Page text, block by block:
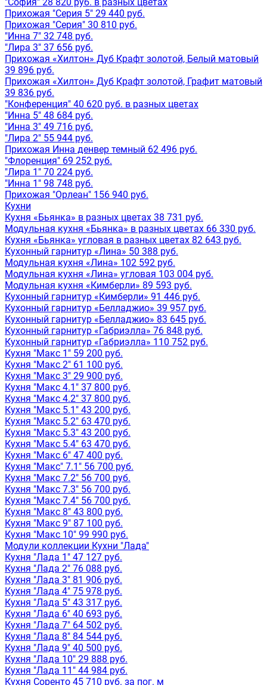
Прихожая "Серия 5" 29 440 руб.
Прихожая "Серия" 30 810 руб.
"Инна 7" 32 748 руб.
"Лира 3" 37 656 руб.
Прихожая «Хилтон» Дуб Крафт золотой, Белый матовый
39 896 руб.
Прихожая «Хилтон» Дуб Крафт золотой, Графит матовый
39 836 руб.
"Конференция" 40 620 руб. в разных цветах
"Инна 5" 48 684 руб.
"Инна 3" 49 716 руб.
"Лира 2" 55 944 руб.
Прихожая Инна денвер темный 62 496 руб.
"Флоренция" 69 252 руб.
"Лира 1" 70 224 руб.
"Инна 1" 98 748 руб.
Прихожая "Орлеан" 156 940 руб.
Кухни
Кухня «Бьянка» в разных цветах 38 731 руб.
Модульная кухня «Бьянка» в разных цветах 66 330 руб.
Кухня «Бьянка» угловая в разных цветах 82 643 руб.
Кухонный гарнитур «Лина» 50 388 руб.
Модульная кухня «Лина» 102 592 руб.
Модульная кухня «Лина» угловая 103 004 руб.
Модульная кухня «Кимберли» 89 593 руб.
Кухонный гарнитур «Кимберли» 91 446 руб.
Кухонный гарнитур «Белладжио» 39 957 руб.
Кухонный гарнитур «Белладжио» 83 645 руб.
Кухонный гарнитур «Габриэлла» 76 848 руб.
Кухонный гарнитур «Габриэлла» 110 752 руб.
Кухня "Макс 1" 59 200 руб.
Кухня "Макс 2" 61 100 руб.
Кухня "Макс 3" 29 900 руб.
Кухня "Макс 4.1" 37 800 руб.
Кухня "Макс 4.2" 37 800 руб.
Кухня "Макс 5.1" 43 200 руб.
Кухня "Макс 5.2" 63 470 руб.
Кухня "Макс 5.3" 43 200 руб.
Кухня "Макс 5.4" 63 470 руб.
Кухня "Макс 6" 47 400 руб.
Кухня "Макс" 7.1" 56 700 руб.
Кухня "Макс 7.2" 56 700 руб.
Кухня "Макс 7.3" 56 700 руб.
Кухня "Макс 7.4" 56 700 руб.
Кухня "Макс 8" 43 800 руб.
Кухня "Макс 9" 87 100 руб.
Кухня "Макс 10" 99 990 руб.
Модули коллекции Кухни "Лада"
Кухня "Лада 1" 47 127 руб.
Кухня "Лада 2" 76 088 руб.
Кухня "Лада 3" 81 906 руб.
Кухня "Лада 4" 75 978 руб.
Кухня "Лада 5" 43 317 руб.
Кухня "Лада 6" 40 693 руб.
Кухня "Лада 7" 64 502 руб.
Кухня "Лада 8" 84 544 руб.
Кухня "Лада 9" 40 500 руб.
Кухня "Лада 10" 29 888 руб.
Кухня "Лада 11" 44 984 руб.
Кухня Соренто 45 710 руб. за пог. м